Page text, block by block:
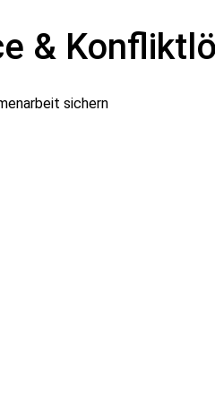
&
sichern